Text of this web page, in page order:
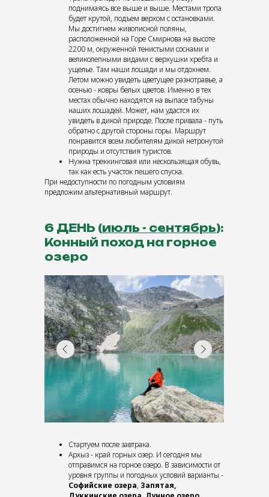
поднимаясь все выше и выше. Местами тропа
будет крутой, подъем верхом с остановками.
Мы достигнем живописной поляны,
расположенной на Горе Смирнова на высоте
2200 м, окруженной тенистыми соснами и
великолепными видами с верхушки хребта и
ущелье. Там наши лошади и мы отдохнем.
Летом можно увидеть цветущее разнотравье, а
осенью - ковры белых цветов. Именно в тех
местах обычно находятся на выпасе табуны
наших лошадей. Может, нам удастся их
увидеть в дикой природе. После привала - путь
обратно с другой стороны горы. Маршрут
понравится всем любителям дикой нетронутой
природы и отсутствия туристов.
Нужна треккинговая или нескользящая обувь,
так как есть участок пешего спуска.
При недоступности по погодным условиям
предложим альтернативный маршрут.
6 ДЕНЬ (июль - сентябрь):
Конный поход на горное
озеро
Стартуем после завтрака.
Архыз - край горных озер. И сегодня мы
отправимся на горное озеро. В зависимости от
уровня группы и погодных условий варианты -
Софийские озера, Запятая,